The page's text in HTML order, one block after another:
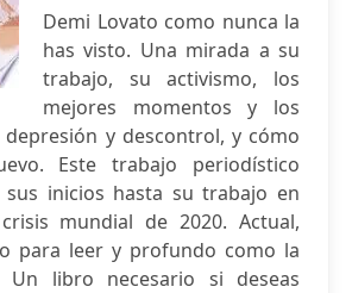
Demi Lovato como nunca la
has visto. Una mirada a su
trabajo, su activismo, los
mejores momentos y los
y descontrol, y cómo
Este trabajo periodístico
sus inicios hasta su trabajo en
mundial de 2020. Actual,
para leer y profundo como la
Un libro necesario si deseas